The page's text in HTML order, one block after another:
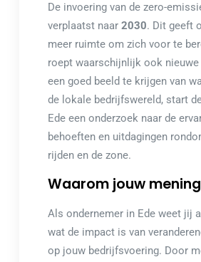
De invoering van de zero-
verplaatst naar 2030. Dit geeft
meer ruimte om zich voor te
roept waarschijnlijk ook nieuwe
een goed beeld te krijgen van
de lokale bedrijfswereld, start
Ede een onderzoek naar de
behoeften en uitdagingen
rijden en de zone.
Waarom jouw
Als ondernemer in Ede weet jij
wat de impact is van
op jouw bedrijfsvoering. Door